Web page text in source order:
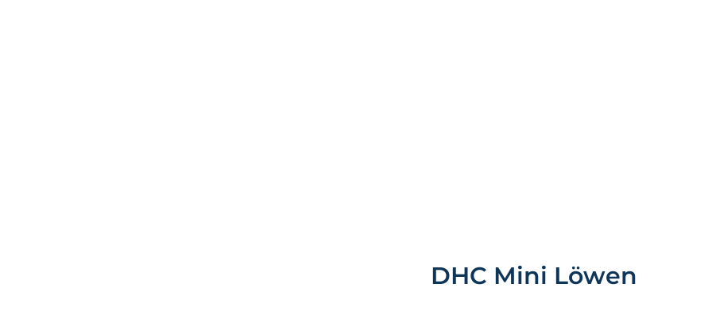
DHC Mini Löwen